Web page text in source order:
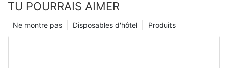
TU POURRAIS AIMER
Produits
Disposables d'hôtel
Ne montre pas